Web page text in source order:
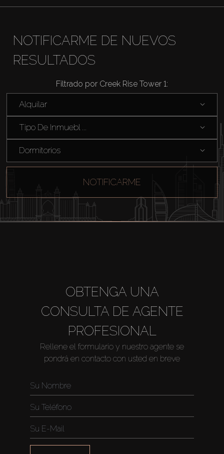
Comprar
Alquilar
Venta
Sobre Plano
About Us
NOTIFICARME DE NUEVOS
RESULTADOS
Filtrado por Creek Rise Tower 1:
Alquilar
Tipo De Inmuebl ...
Dormitorios
NOTIFICARME
OBTENGA UNA
CONSULTA DE AGENTE
PROFESIONAL
Rellene el formulario y nuestro agente se
pondrá en contacto con usted en breve